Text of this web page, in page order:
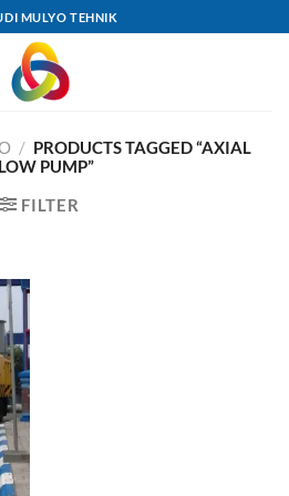
MULYO TEHNIK
/ PRODUCTS TAGGED “AXIAL
PUMP”
FILTER